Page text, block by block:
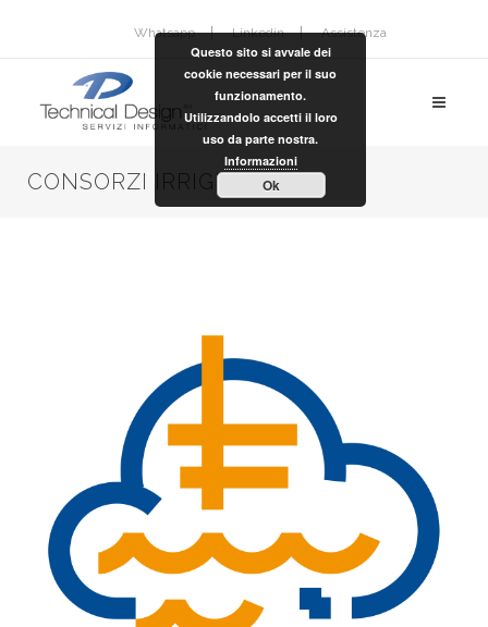
Whatsapp Linkedin Assistenza
CONSORZI IRRIGUI
Questo sito si avvale dei
cookie necessari per il suo
funzionamento.
Utilizzandolo accetti il loro
uso da parte nostra.
Informazioni
Ok